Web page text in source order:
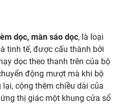
dọc, màn sáo dọc, là loại
tinh tế, được cấu thành bởi
dọc theo thanh trên của bộ
động mượt mà khi bộ
cộng thêm chiều dài của
thị giác một khung cửa sổ